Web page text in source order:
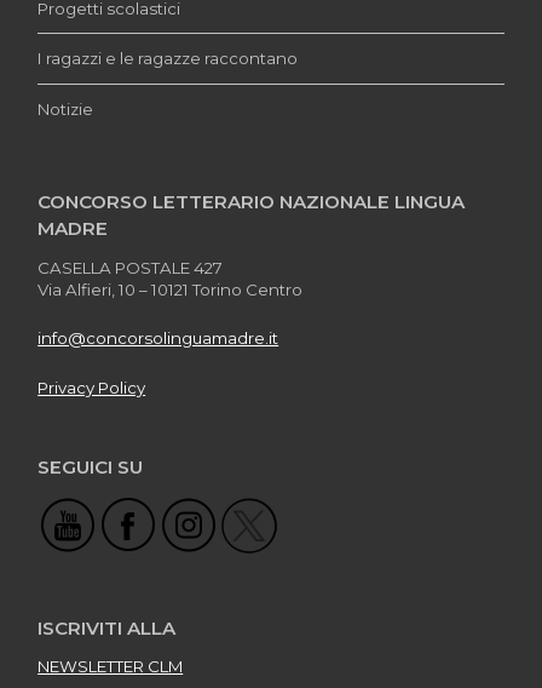
Progetti scolastici
I ragazzi e le ragazze raccontano
Notizie
CONCORSO LETTERARIO NAZIONALE LINGUA
MADRE
CASELLA POSTALE 427
Via Alfieri, 10 – 10121 Torino Centro
info@concorsolinguamadre.it
Privacy Policy
SEGUICI SU
ISCRIVITI ALLA
NEWSLETTER CLM